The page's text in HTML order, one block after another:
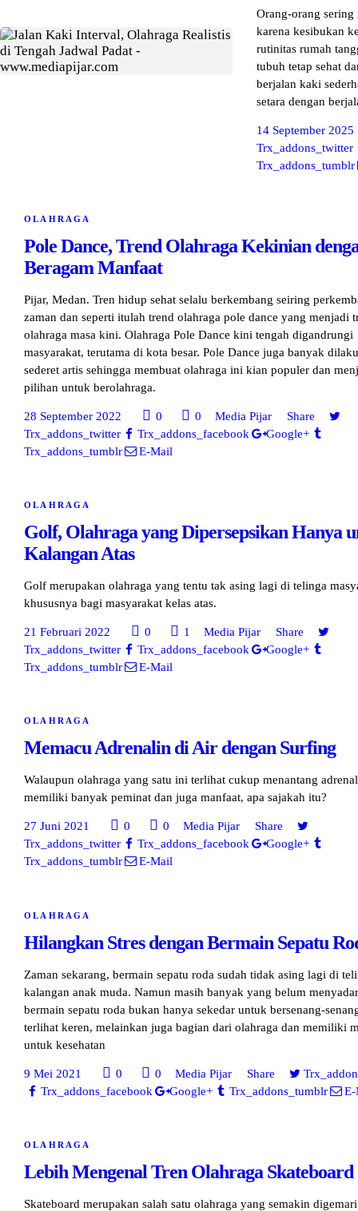
Orang-orang sering
karena kesibukan
rutinitas rumah
tubuh tetap sehat
berjalan kaki
setara dengan
14 September 2025
Trx_addons_twitter
Trx_addons_tumblr
OLAHRAGA
Pole Dance, Trend Olahraga Kekinian
Beragam Manfaat
Pijar, Medan. Tren hidup sehat selalu berkembang seiring
zaman dan seperti itulah trend olahraga pole dance yang menjadi
olahraga masa kini. Olahraga Pole Dance kini tengah digandrungi
masyarakat, terutama di kota besar. Pole Dance juga banyak
sederet artis sehingga membuat olahraga ini kian populer dan
pilihan untuk berolahraga.
28 September 2022 0 0 Media Pijar
Share
Trx_addons_twitter
Trx_addons_facebook
Google+
Trx_addons_tumblr
E-Mail
OLAHRAGA
Golf, Olahraga yang Dipersepsikan Hanya
Kalangan Atas
Golf merupakan olahraga yang tentu tak asing lagi di telinga
khususnya bagi masyarakat kelas atas.
21 Februari 2022 0 1 Media Pijar
Share
Trx_addons_twitter
Trx_addons_facebook
Google+
Trx_addons_tumblr
E-Mail
OLAHRAGA
Memacu Adrenalin di Air dengan Surfing
Walaupun olahraga yang satu ini terlihat cukup menantang
memiliki banyak peminat dan juga manfaat, apa sajakah itu?
27 Juni 2021 0 0 Media Pijar
Share
Trx_addons_twitter
Trx_addons_facebook
Google+
Trx_addons_tumblr
E-Mail
OLAHRAGA
Hilangkan Stres dengan Bermain Sepatu
Zaman sekarang, bermain sepatu roda sudah tidak asing lagi di
kalangan anak muda. Namun masih banyak yang belum
bermain sepatu roda bukan hanya sekedar untuk bersenang-
terlihat keren, melainkan juga bagian dari olahraga dan memiliki
untuk kesehatan
9 Mei 2021 0 0 Media Pijar Share
Trx_addons_facebook
Google+ Trx_addons_tumblr
OLAHRAGA
Lebih Mengenal Tren Olahraga Skateboard
Skateboard merupakan salah satu olahraga yang semakin